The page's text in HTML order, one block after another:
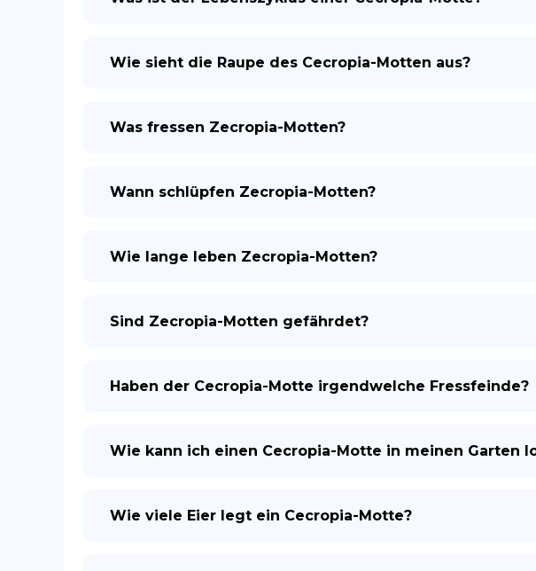
Wie sieht die Raupe des Cecropia-Motten aus?
Was fressen Zecropia-Motten?
Wann schlüpfen Zecropia-Motten?
Wie lange leben Zecropia-Motten?
Sind Zecropia-Motten gefährdet?
Haben der Cecropia-Motte irgendwelche Fressfeinde?
Wie kann ich einen Cecropia-Motte in meinen Garten
Wie viele Eier legt ein Cecropia-Motte?